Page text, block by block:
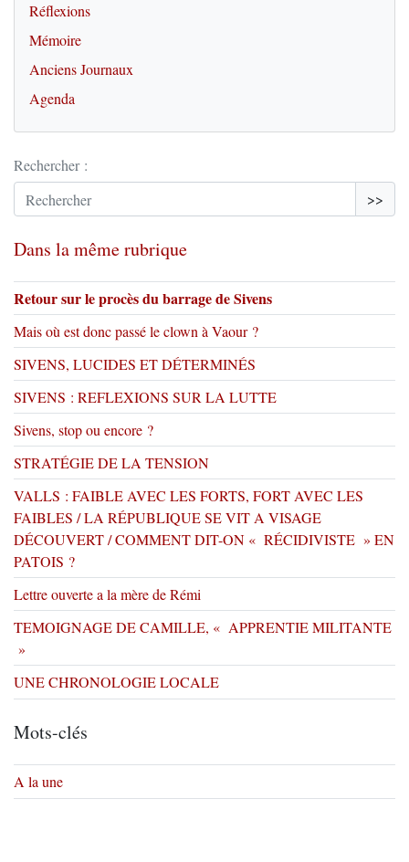
Réflexions
Mémoire
Anciens Journaux
Agenda
Rechercher :
>>
Dans la même rubrique
Retour sur le procès du barrage de Sivens
Mais où est donc passé le clown à Vaour ?
SIVENS, LUCIDES ET DÉTERMINÉS
SIVENS : REFLEXIONS SUR LA LUTTE
Sivens, stop ou encore ?
STRATÉGIE DE LA TENSION
VALLS : FAIBLE AVEC LES FORTS, FORT AVEC LES
FAIBLES / LA RÉPUBLIQUE SE VIT A VISAGE
DÉCOUVERT / COMMENT DIT-ON « RÉCIDIVISTE » EN
PATOIS ?
Lettre ouverte a la mère de Rémi
TEMOIGNAGE DE CAMILLE, « APPRENTIE MILITANTE
»
UNE CHRONOLOGIE LOCALE
Mots-clés
A la une